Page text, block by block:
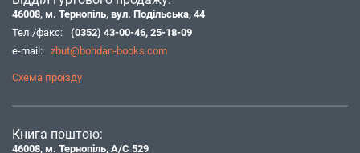
46008, м. Тернопіль, вул. Подільська, 44
Тел./факс:
(0352) 43-00-46, 25-18-09
e-mail:
zbut@bohdan-books.com
Схема проїзду
Книга поштою:
46008, м. Тернопіль, А/С 529